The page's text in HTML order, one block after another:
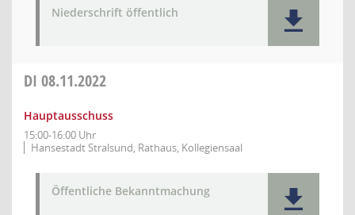
Niederschrift öffentlich
DI 08.11.2022
Hauptausschuss
15:00-16:00 Uhr
Hansestadt Stralsund, Rathaus, Kollegiensaal
Öffentliche Bekanntmachung